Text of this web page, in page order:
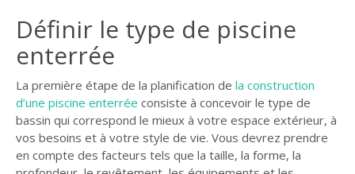
ELAGAGE ET
COMPAGNIE
Définir le type de piscine
enterrée
La première étape de la planification de la construction
d’une piscine enterrée consiste à concevoir le type de
bassin qui correspond le mieux à votre espace extérieur, à
vos besoins et à votre style de vie. Vous devrez prendre
en compte des facteurs tels que la taille, la forme, la